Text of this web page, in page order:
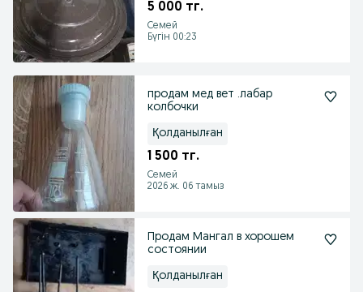
5 000 тг.
Семей
Бүгін 00:23
продам мед вет .лабар
колбочки
Қолданылған
1 500 тг.
Семей
2026 ж. 06 тамыз
Продам Мангал в хорошем
состоянии
Қолданылған